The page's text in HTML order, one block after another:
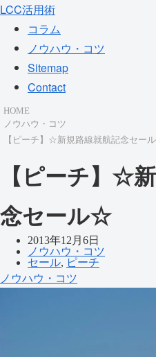
LCC活用術
コラム
ノウハウ・コツ
Sitemap
Contact
HOME
ノウハウ・コツ
【ピーチ】☆新規路線就航記念セー
【ピーチ】☆
念セール☆
2013年12月6日
ノウハウ・コツ
セール, ピーチ
ノウハウ・コツ